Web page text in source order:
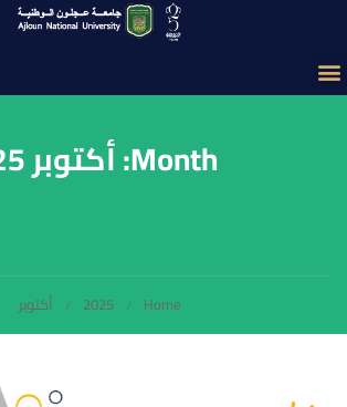
Month: أكتوبر 2025
Home
2025 أكتوبر